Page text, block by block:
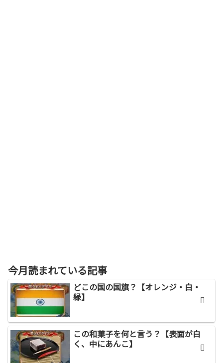
今月読まれている記事
どこの国の国旗？【オレンジ・白・
緑】
この和菓子を何と言う？【表面が白
く、中にあんこ】